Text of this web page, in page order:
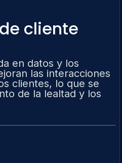
cliente
en datos y los
las interacciones
clientes, lo que se
de la lealtad y los